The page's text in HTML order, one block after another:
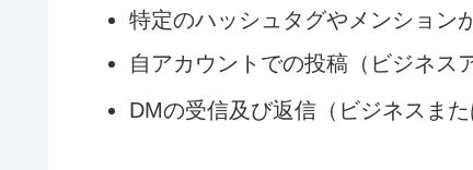
特定のハッシュタグやメンション
自アカウントでの投稿（ビジネス
DMの受信及び返信（ビジネスま